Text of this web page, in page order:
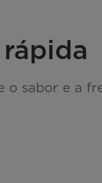
o sabor e a